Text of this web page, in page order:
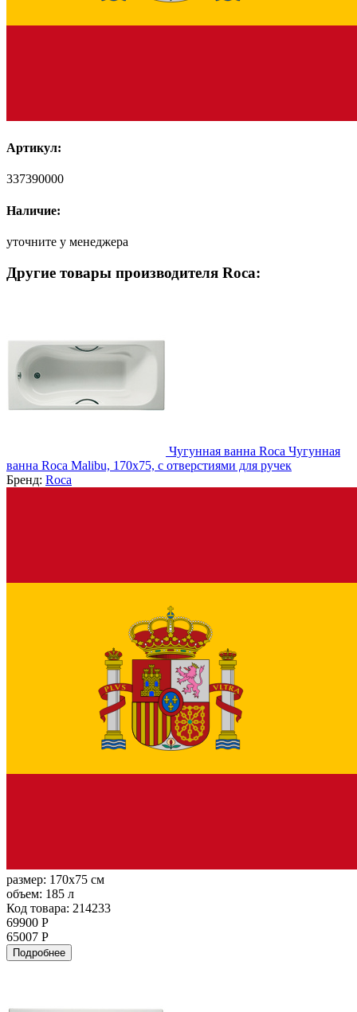
Артикул:
337390000
Наличие:
уточните у менеджера
Другие товары производителя Roca:
Чугунная ванна Roca Чугунная
ванна Roca Malibu, 170x75, с отверстиями для ручек
Бренд: Roca
размер: 170x75 см
объем: 185 л
Код товара: 214233
69900 Р
65007 Р
Подробнее